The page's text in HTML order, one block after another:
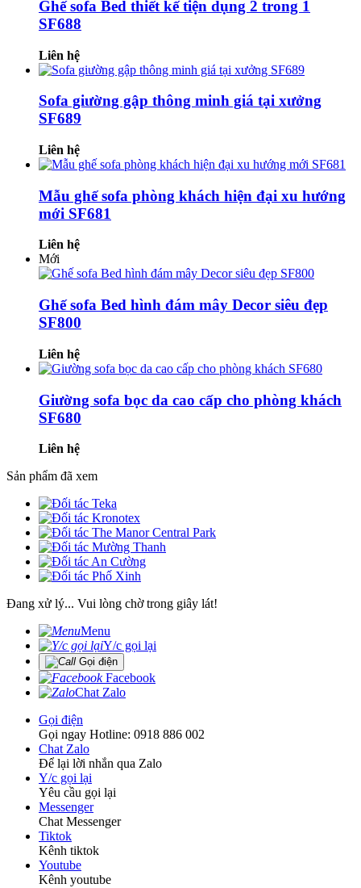
Ghế sofa Bed thiết kế tiện dụng 2 trong 1
SF688
Liên hệ
Sofa giường gập thông minh giá tại xưởng
SF689
Liên hệ
Mẫu ghế sofa phòng khách hiện đại xu hướng
mới SF681
Liên hệ
Mới
Ghế sofa Bed hình đám mây Decor siêu đẹp
SF800
Liên hệ
Giường sofa bọc da cao cấp cho phòng khách
SF680
Liên hệ
Sản phẩm đã xem
Đang xử lý... Vui lòng chờ trong giây lát!
Menu
Y/c gọi lại
Gọi điện
Facebook
Chat Zalo
Gọi điện
Gọi ngay Hotline: 0918 886 002
Chat Zalo
Để lại lời nhắn qua Zalo
Y/c gọi lại
Yêu cầu gọi lại
Messenger
Chat Messenger
Tiktok
Kênh tiktok
Youtube
Kênh youtube